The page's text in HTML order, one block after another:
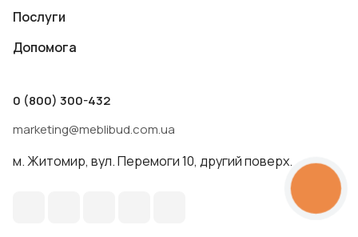
Послуги
Допомога
0 (800) 300-432
marketing@meblibud.com.ua
м. Житомир, вул. Перемоги 10, другий поверх.